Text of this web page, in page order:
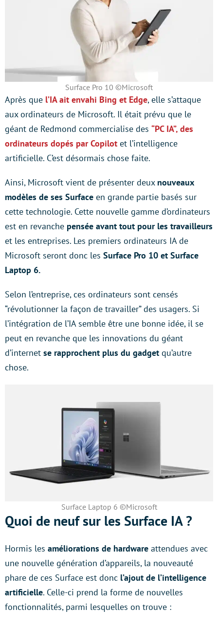
Surface Pro 10 ©Microsoft
Après que l’IA ait envahi Bing et Edge, elle s’attaque
aux ordinateurs de Microsoft. Il était prévu que le
géant de Redmond commercialise des “PC IA”, des
ordinateurs dopés par Copilot et l’intelligence
artificielle. C’est désormais chose faite.
Ainsi, Microsoft vient de présenter deux nouveaux
modèles de ses Surface en grande partie basés sur
cette technologie. Cette nouvelle gamme d’ordinateurs
est en revanche pensée avant tout pour les travailleurs
et les entreprises. Les premiers ordinateurs IA de
Microsoft seront donc les Surface Pro 10 et Surface
Laptop 6.
Selon l’entreprise, ces ordinateurs sont censés
“révolutionner la façon de travailler” des usagers. Si
l’intégration de l’IA semble être une bonne idée, il se
peut en revanche que les innovations du géant
d’internet se rapprochent plus du gadget qu’autre
chose.
Surface Laptop 6 ©Microsoft
Quoi de neuf sur les Surface IA ?
Hormis les améliorations de hardware attendues avec
une nouvelle génération d’appareils, la nouveauté
phare de ces Surface est donc l’ajout de l’intelligence
artificielle. Celle-ci prend la forme de nouvelles
fonctionnalités, parmi lesquelles on trouve :